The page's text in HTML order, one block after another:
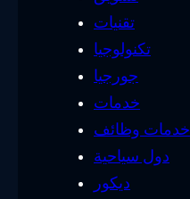
تقنيات
تكنولوجيا
جورجيا
خدمات
خدمات وظائف
دول سياحية
ديكور